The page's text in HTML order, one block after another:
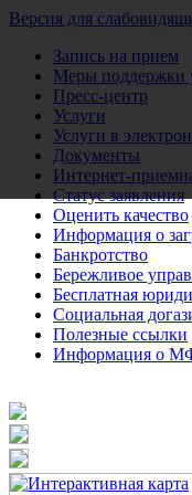
Версия для
Запись на прием
Меры поддержки
Пресс-центр
Услуги
Услуги в
Документы
Интернет-
Статус заявления
Оценить качество
Информация о
Банкротство
Бережливое
Бесплатная
Социальная
Полезные ссылки
Информация о